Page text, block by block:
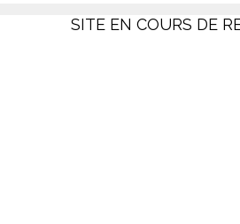
SITE EN COURS DE